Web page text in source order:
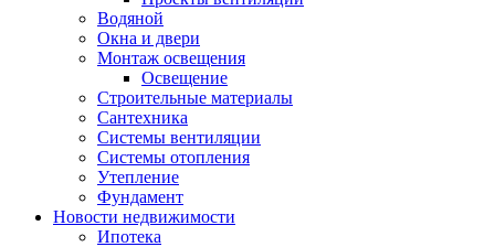
Водяной
Окна и двери
Монтаж освещения
Освещение
Строительные материалы
Сантехника
Системы вентиляции
Системы отопления
Утепление
Фундамент
Новости недвижимости
Ипотека